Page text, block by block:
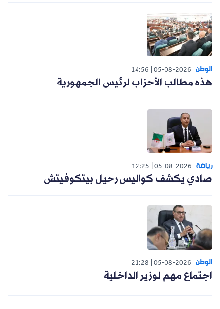
الوطن 05-08-2026
14:56
هذه مطالب الأحزاب لرئيس الجمهورية
رياضة 05-08-2026
12:25
صادي يكشف كواليس رحيل بيتكوفيتش
الوطن 05-08-2026
21:28
اجتماع مهم لوزير الداخلية